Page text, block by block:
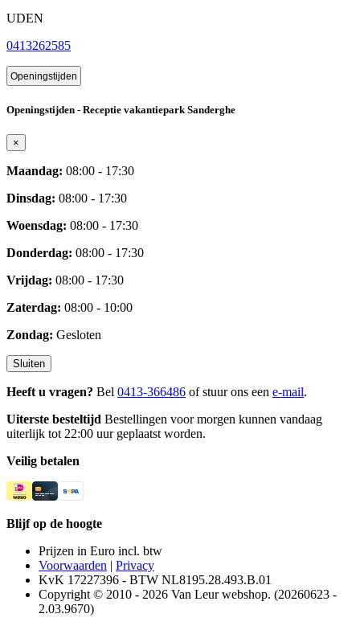
UDEN
0413262585
Openingstijden
Openingstijden - Receptie vakantiepark Sanderghe
×
Maandag: 08:00 - 17:30
Dinsdag: 08:00 - 17:30
Woensdag: 08:00 - 17:30
Donderdag: 08:00 - 17:30
Vrijdag: 08:00 - 17:30
Zaterdag: 08:00 - 10:00
Zondag: Gesloten
Sluiten
Heeft u vragen? Bel 0413-366486 of stuur ons een e-mail.
Uiterste besteltijd Bestellingen voor morgen kunnen vandaag
uiterlijk tot 22:00 uur geplaatst worden.
Veilig betalen
Blijf op de hoogte
Prijzen in Euro incl. btw
Voorwaarden | Privacy
KvK 17227396 - BTW NL8195.28.493.B.01
Copyright © 2010 - 2026 Van Leur webshop. (20260623 -
2.03.9670)